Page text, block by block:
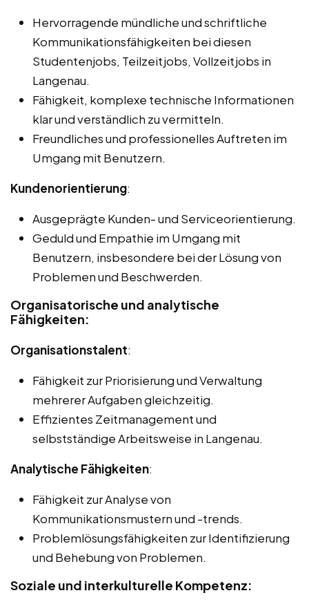
Hervorragende mündliche und schriftliche
Kommunikationsfähigkeiten bei diesen
Studentenjobs, Teilzeitjobs, Vollzeitjobs in
Langenau.
Fähigkeit, komplexe technische Informationen
klar und verständlich zu vermitteln.
Freundliches und professionelles Auftreten im
Umgang mit Benutzern.
Kundenorientierung:
Ausgeprägte Kunden- und Serviceorientierung.
Geduld und Empathie im Umgang mit
Benutzern, insbesondere bei der Lösung von
Problemen und Beschwerden.
Organisatorische und analytische
Fähigkeiten:
Organisationstalent:
Fähigkeit zur Priorisierung und Verwaltung
mehrerer Aufgaben gleichzeitig.
Effizientes Zeitmanagement und
selbstständige Arbeitsweise in Langenau.
Analytische Fähigkeiten:
Fähigkeit zur Analyse von
Kommunikationsmustern und -trends.
Problemlösungsfähigkeiten zur Identifizierung
und Behebung von Problemen.
Soziale und interkulturelle Kompetenz: